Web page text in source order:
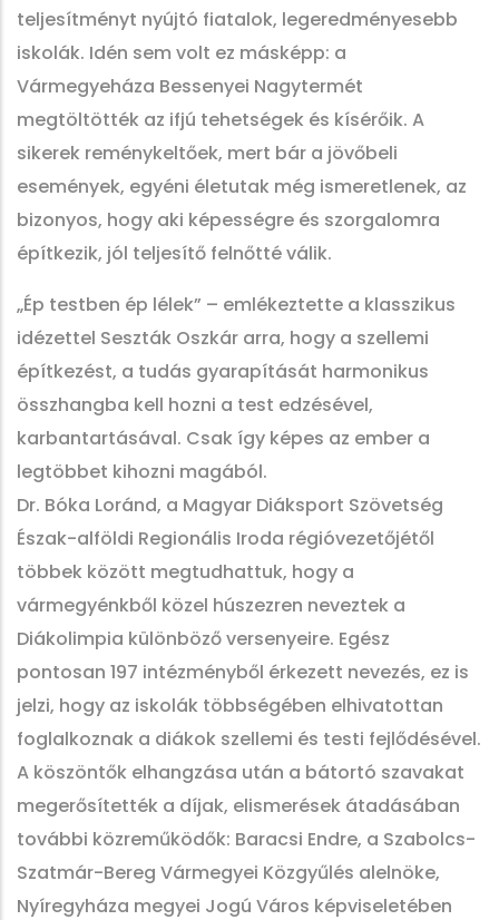
teljesítményt nyújtó fiatalok, legeredményesebb
iskolák. Idén sem volt ez másképp: a
Vármegyeháza Bessenyei Nagytermét
megtöltötték az ifjú tehetségek és kísérőik. A
sikerek reménykeltőek, mert bár a jövőbeli
események, egyéni életutak még ismeretlenek, az
bizonyos, hogy aki képességre és szorgalomra
építkezik, jól teljesítő felnőtté válik.
„Ép testben ép lélek” – emlékeztette a klasszikus
idézettel Seszták Oszkár arra, hogy a szellemi
építkezést, a tudás gyarapítását harmonikus
összhangba kell hozni a test edzésével,
karbantartásával. Csak így képes az ember a
legtöbbet kihozni magából.
Dr. Bóka Loránd, a Magyar Diáksport Szövetség
Észak-alföldi Regionális Iroda régióvezetőjétől
többek között megtudhattuk, hogy a
vármegyénkből közel húszezren neveztek a
Diákolimpia különböző versenyeire. Egész
pontosan 197 intézményből érkezett nevezés, ez is
jelzi, hogy az iskolák többségében elhivatottan
foglalkoznak a diákok szellemi és testi fejlődésével.
A köszöntők elhangzása után a bátortó szavakat
megerősítették a díjak, elismerések átadásában
további közreműködők: Baracsi Endre, a Szabolcs-
Szatmár-Bereg Vármegyei Közgyűlés alelnöke,
Nyíregyháza megyei Jogú Város képviseletében